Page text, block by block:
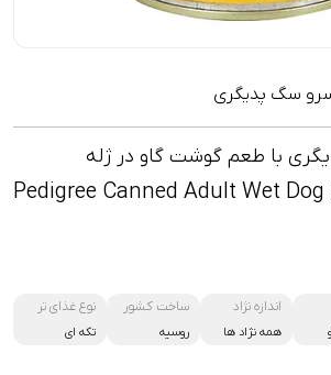
سگ پدیگری
با طعم گوشت گاو در ژله
Pedigree Canned Adult Wet
اندازه نژاد
همه نژاد ها
ساخت کشور
روسیه
نوع غذای تر
تکه ای